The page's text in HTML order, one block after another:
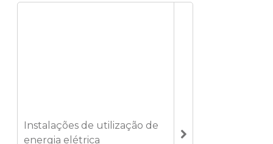
Instalações de utilização de
energia elétrica